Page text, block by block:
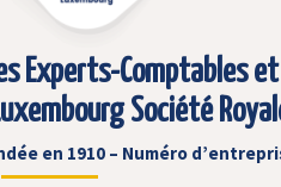
Experts-Comptables
Société
en 1910 – Numéro